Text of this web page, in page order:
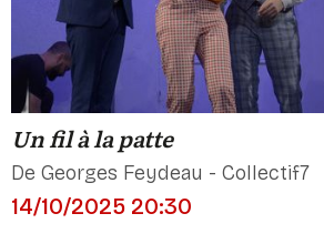
Un fil à la patte
De Georges Feydeau - Collectif7
14/10/2025 20:30